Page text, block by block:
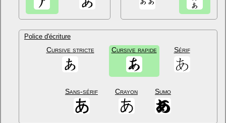
Police d'écriture
Cursive stricte Cursive rapide Sérif
Sans-sérif Crayon Sumo